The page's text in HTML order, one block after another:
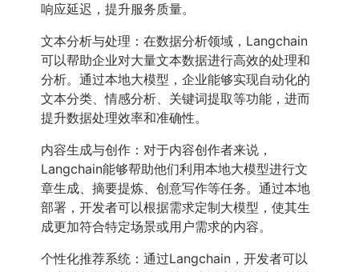
响应延迟，提升服务质量。
文本分析与处理：在数据分析领域，Langchain
可以帮助企业对大量文本数据进行高效的处理和
分析。通过本地大模型，企业能够实现自动化的
文本分类、情感分析、关键词提取等功能，进而
提升数据处理效率和准确性。
内容生成与创作：对于内容创作者来说，
Langchain能够帮助他们利用本地大模型进行文
章生成、摘要提炼、创意写作等任务。通过本地
部署，开发者可以根据需求定制大模型，使其生
成更加符合特定场景或用户需求的内容。
个性化推荐系统：通过Langchain，开发者可以